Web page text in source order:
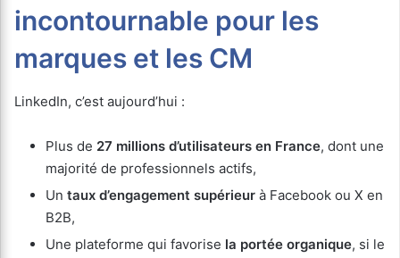
incontournable pour les
marques et les CM
LinkedIn, c’est aujourd’hui :
Plus de 27 millions d’utilisateurs en France, dont une
majorité de professionnels actifs,
Un taux d’engagement supérieur à Facebook ou X en
B2B,
Une plateforme qui favorise la portée organique, si le